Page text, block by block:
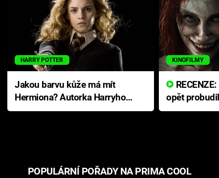
HARRY POTTER
Jakou barvu kůže má mít
Hermiona? Autorka Harryho
Pottera přišla s ráznou
KINOFILMY
opět
přichází s
POPULÁRNÍ POŘADY NA PRIMA COOL